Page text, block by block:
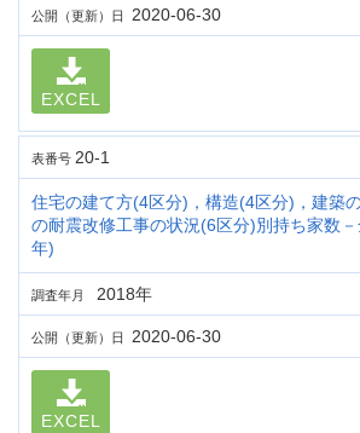
公開（更新）日 2020-06-30
EXCEL
表番号 20-1
住宅の建て方(4区分)，構造(4区分)，建築
の耐震改修工事の状況(6区分)別持ち家数
年)
調査年月 2018年
公開（更新）日 2020-06-30
EXCEL